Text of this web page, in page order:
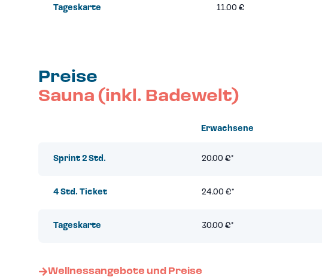
Tageskarte 11.00 €
Preise
Sauna (inkl. Badewelt)
Erwachsene
Sprint 2 Std. 20.00 €*
4 Std. Ticket 24.00 €*
Tageskarte 30.00 €*
Wellnessangebote und Preise